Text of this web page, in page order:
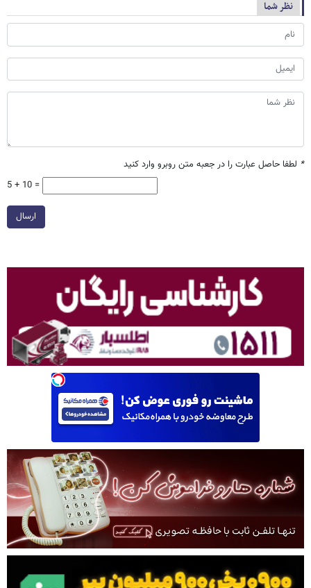
نظر شما
* لطفا حاصل عبارت را در جعبه متن روبرو وارد کنید
5 + 10 =
ارسال